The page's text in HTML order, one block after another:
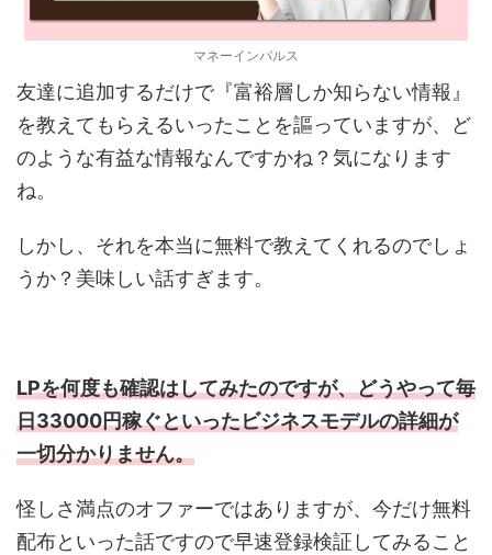
マネーインパルス
友達に追加するだけで『富裕層しか知らない情報』
を教えてもらえるいったことを謳っていますが、ど
のような有益な情報なんですかね？気になります
ね。
しかし、それを本当に無料で教えてくれるのでしょ
うか？美味しい話すぎます。
LPを何度も確認はしてみたのですが、どうやって毎
日33000円稼ぐといったビジネスモデルの詳細が
一切分かりません。
怪しさ満点のオファーではありますが、今だけ無料
配布といった話ですので早速登録検証してみること